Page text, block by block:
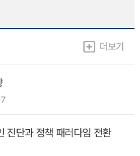
더보기
진단과 정책 패러다임 전환